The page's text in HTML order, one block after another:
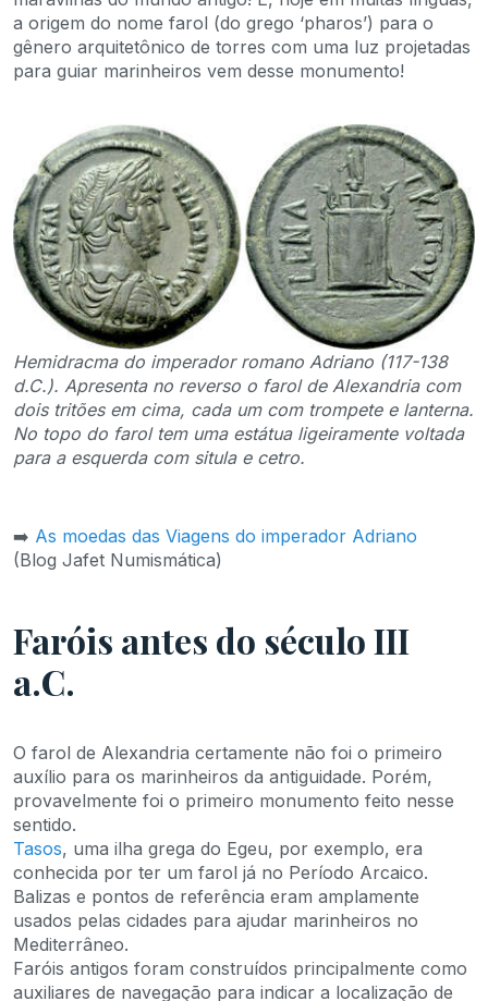
a origem do nome farol (do grego ‘pharos’) para o
gênero arquitetônico de torres com uma luz projetadas
para guiar marinheiros vem desse monumento!
Hemidracma do imperador romano Adriano (117-138
d.C.). Apresenta no reverso o farol de Alexandria com
dois tritões em cima, cada um com trompete e lanterna.
No topo do farol tem uma estátua ligeiramente voltada
para a esquerda com situla e cetro.
➡️ As moedas das Viagens do imperador Adriano
(Blog Jafet Numismática)
Faróis antes do século III
a.C.
O farol de Alexandria certamente não foi o primeiro
auxílio para os marinheiros da antiguidade. Porém,
provavelmente foi o primeiro monumento feito nesse
sentido.
Tasos, uma ilha grega do Egeu, por exemplo, era
conhecida por ter um farol já no Período Arcaico.
Balizas e pontos de referência eram amplamente
usados pelas cidades para ajudar marinheiros no
Mediterrâneo.
Faróis antigos foram construídos principalmente como
auxiliares de navegação para indicar a localização de